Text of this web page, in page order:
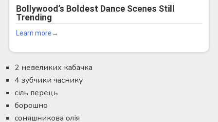
2 невеликих кабачка
4 зубчики часнику
сіль перець
борошно
соняшникова олія